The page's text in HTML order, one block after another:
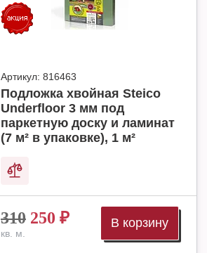
Артикул: 816463
Подложка хвойная Steico
Underfloor 3 мм под
паркетную доску и ламинат
(7 м² в упаковке), 1 м²
310 250 ₽
кв. м.
В корзину